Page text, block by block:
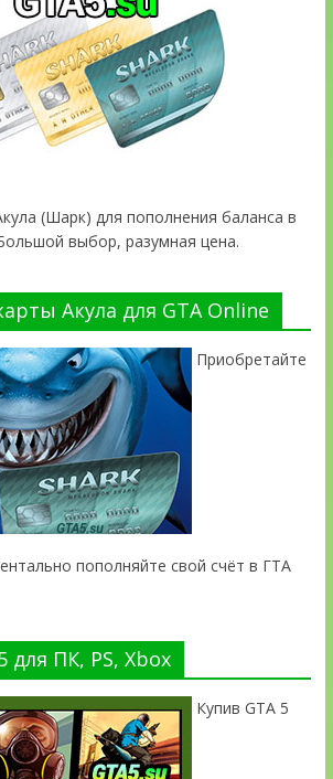
(Шарк) для пополнения баланса в
выбор, разумная цена.
Акула для GTA Online
Приобретайте
пополняйте свой счёт в ГТА
для ПК, PS, Xbox
Купив GTA 5